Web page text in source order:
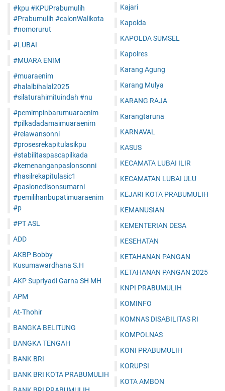
#kpu #KPUPrabumulih
#Prabumulih #calonWalikota
#nomorurut
#LUBAI
#MUARA ENIM
#muaraenim
#halalbihalal2025
#silaturahimituindah #nu
#pemimpinbarumuaraenim
#pilkadadamaimuaraenim
#relawansonni
#prosesrekapitulasikpu
#stabilitaspascapilkada
#kemenanganpaslonsonni
#hasilrekapitulasic1
#paslonedisonsumarni
#pemilihanbupatimuaraenim
#p
#PT ASL
ADD
AKBP Bobby
Kusumawardhana S.H
AKP Supriyadi Garna SH MH
APM
At-Thohir
BANGKA BELITUNG
BANGKA TENGAH
BANK BRI
BANK BRI KOTA PRABUMULIH
Kajari
Kapolda
KAPOLDA SUMSEL
Kapolres
Karang Agung
Karang Mulya
KARANG RAJA
Karangtaruna
KARNAVAL
KASUS
KECAMATA LUBAI ILIR
KECAMATAN LUBAI ULU
KEJARI KOTA PRABUMULIH
KEMANUSIAN
KEMENTERIAN DESA
KESEHATAN
KETAHANAN PANGAN
KETAHANAN PANGAN 2025
KNPI PRABUMULIH
KOMINFO
KOMNAS DISABILITAS RI
KOMPOLNAS
KONI PRABUMULIH
KORUPSI
KOTA AMBON